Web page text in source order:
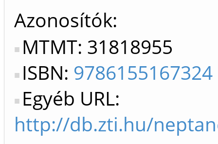
Azonosítók
MTMT: 31818955
ISBN: 9786155167324
Egyéb URL:
http://db.zti.hu/